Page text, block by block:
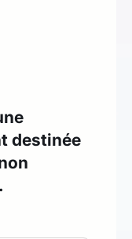
destinée